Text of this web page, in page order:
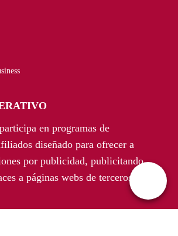
en programas de
diseñado para ofrecer a
por publicidad, publicitando
a páginas webs de terceros.